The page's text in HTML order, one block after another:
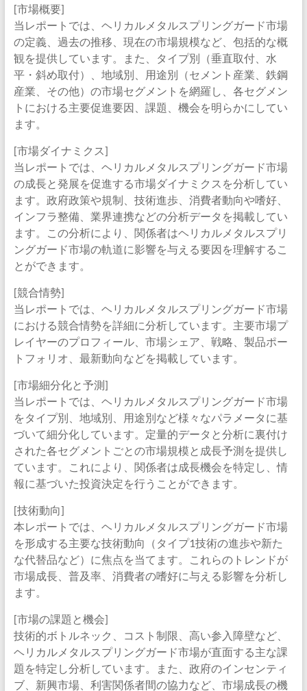
[市場概要]
当レポートでは、ヘリカルメタルスプリングガード市場
の定義、過去の推移、現在の市場規模など、包括的な概
観を提供しています。また、タイプ別（垂直取付、水
平・斜め取付）、地域別、用途別（セメント産業、鉄鋼
産業、その他）の市場セグメントを網羅し、各セグメン
トにおける主要促進要因、課題、機会を明らかにしてい
ます。
[市場ダイナミクス]
当レポートでは、ヘリカルメタルスプリングガード市場
の成長と発展を促進する市場ダイナミクスを分析してい
ます。政府政策や規制、技術進歩、消費者動向や嗜好、
インフラ整備、業界連携などの分析データを掲載してい
ます。この分析により、関係者はヘリカルメタルスプリ
ングガード市場の軌道に影響を与える要因を理解するこ
とができます。
[競合情勢]
当レポートでは、ヘリカルメタルスプリングガード市場
における競合情勢を詳細に分析しています。主要市場プ
レイヤーのプロフィール、市場シェア、戦略、製品ポー
トフォリオ、最新動向などを掲載しています。
[市場細分化と予測]
当レポートでは、ヘリカルメタルスプリングガード市場
をタイプ別、地域別、用途別など様々なパラメータに基
づいて細分化しています。定量的データと分析に裏付け
された各セグメントごとの市場規模と成長予測を提供し
ています。これにより、関係者は成長機会を特定し、情
報に基づいた投資決定を行うことができます。
[技術動向]
本レポートでは、ヘリカルメタルスプリングガード市場
を形成する主要な技術動向（タイプ1技術の進歩や新た
な代替品など）に焦点を当てます。これらのトレンドが
市場成長、普及率、消費者の嗜好に与える影響を分析し
ます。
[市場の課題と機会]
技術的ボトルネック、コスト制限、高い参入障壁など、
ヘリカルメタルスプリングガード市場が直面する主な課
題を特定し分析しています。また、政府のインセンティ
ブ、新興市場、利害関係者間の協力など、市場成長の機